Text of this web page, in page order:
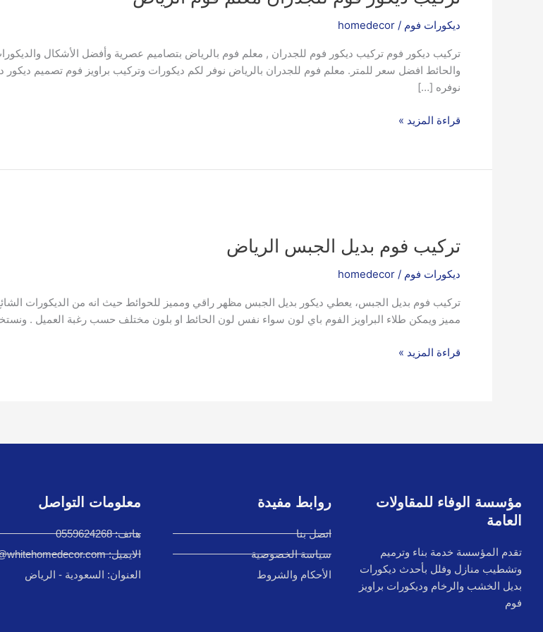
ديكورات فوم /
homedecor
تركيب ديكور فوم تركيب ديكور فوم للجدران , معلم فوم بالرياض بتصاميم عصرية وأفضل الأشكال
والحائط افضل سعر للمتر. معلم فوم للجدران بالرياض نوفر لكم ديكورات وتركيب براويز فوم تصميم
نوفره […]
للجدران
معلم
الرياض
قراءة المزيد »
تركيب فوم بديل الجبس الرياض
ديكورات فوم /
homedecor
تركيب فوم بديل الجبس، يعطي ديكور بديل الجبس مظهر راقي ومميز للحوائط حيث انه من الديكورات
مميز ويمكن طلاء البراويز الفوم باي لون سواء نفس لون الحائط او بلون مختلف حسب رغبة العميل .
بديل
الجبس
الرياض
قراءة المزيد »
مؤسسة الوفاء للمقاولات
العامة
تقدم المؤسسة خدمة بناء وترميم
وتشطيب منازل وفلل بأحدث ديكورات
بديل الخشب والرخام وديكورات براويز
فوم
روابط مفيدة
اتصل بنا
سياسة الخصوصية
الأحكام والشروط
معلومات التواصل
هاتف: 0559624268
الايميل: admin@whitehomedecor.com
العنوان: السعودية - الرياض